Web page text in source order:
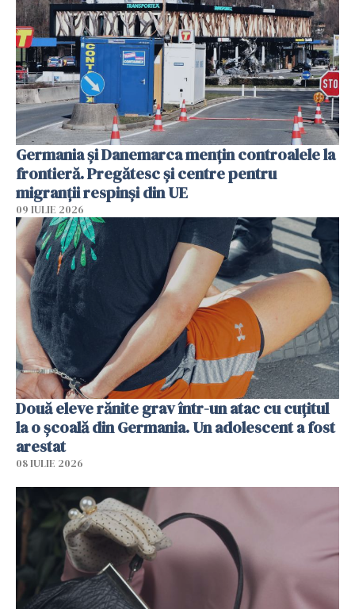
Germania și Danemarca mențin controalele la
frontieră. Pregătesc și centre pentru
migranții respinși din UE
09 IULIE 2026
Două eleve rănite grav într-un atac cu cuțitul
la o școală din Germania. Un adolescent a fost
arestat
08 IULIE 2026